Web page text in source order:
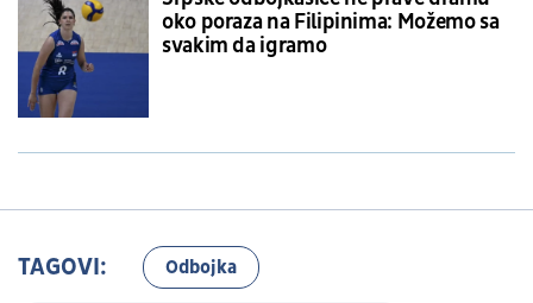
oko poraza na Filipinima: Možemo sa
svakim da igramo
TAGOVI: Odbojka